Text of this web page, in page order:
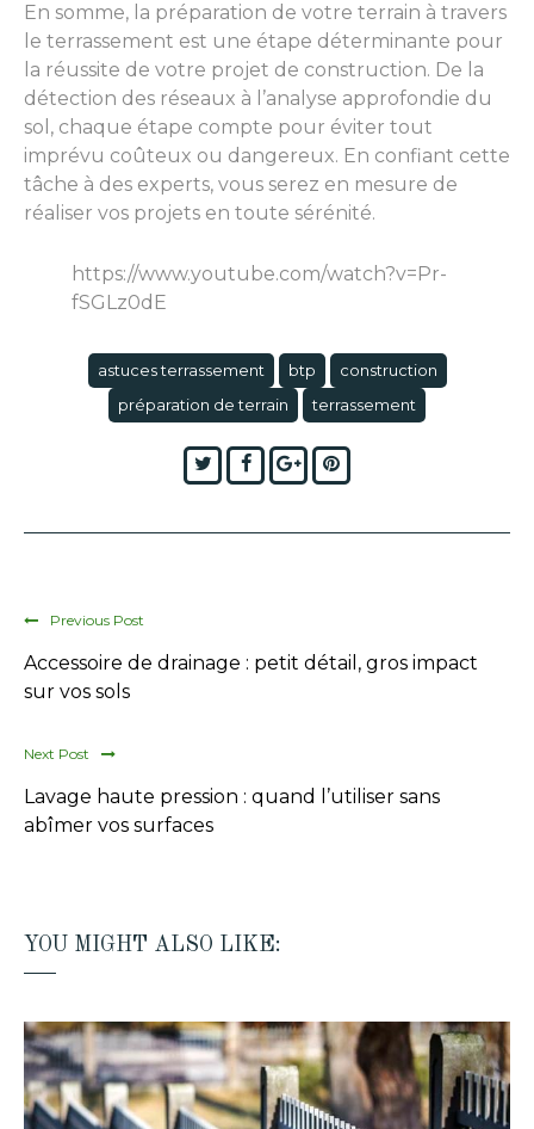
En somme, la préparation de votre terrain à travers
le terrassement est une étape déterminante pour
la réussite de votre projet de construction. De la
détection des réseaux à l’analyse approfondie du
sol, chaque étape compte pour éviter tout
imprévu coûteux ou dangereux. En confiant cette
tâche à des experts, vous serez en mesure de
réaliser vos projets en toute sérénité.
https://www.youtube.com/watch?v=Pr-
fSGLz0dE
astuces terrassement btp
construction
préparation de terrain
terrassement
TwitterFacebook
Google+Pinterest
Previous Post
Accessoire de drainage : petit détail, gros impact
sur vos sols
Next Post
Lavage haute pression : quand l’utiliser sans
abîmer vos surfaces
YOU MIGHT ALSO LIKE: